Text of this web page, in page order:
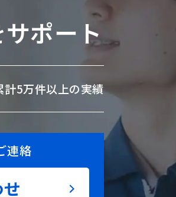
ポート
計5万件以上の実績
連絡